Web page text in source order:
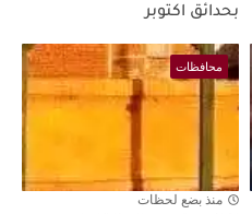
بحدائق اكتوبر
محافظات
منذ بضع لحظات